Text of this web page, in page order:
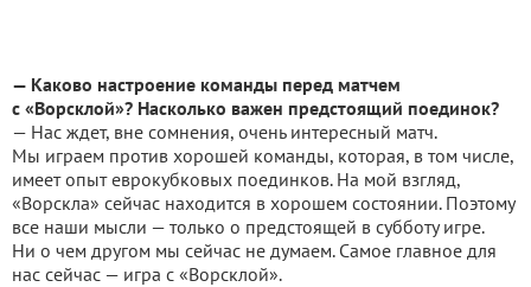
— Каково настроение команды перед матчем
с «Ворсклой»? Насколько важен предстоящий поединок?
— Нас ждет, вне сомнения, очень интересный матч.
Мы играем против хорошей команды, которая, в том числе,
имеет опыт еврокубковых поединков. На мой взгляд,
«Ворскла» сейчас находится в хорошем состоянии. Поэтому
все наши мысли — только о предстоящей в субботу игре.
Ни о чем другом мы сейчас не думаем. Самое главное для
нас сейчас — игра с «Ворсклой».